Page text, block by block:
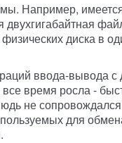
Например,
двухгигабайтная
диска в
ввода-вывода
время росла -
не
для